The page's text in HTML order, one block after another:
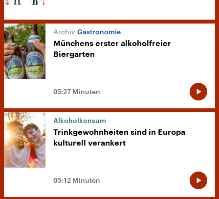
Gastronomie
Münchens erster alkoholfreier
Biergarten
05:27 Minuten
Alkoholkonsum
Trinkgewohnheiten sind in Europa
kulturell verankert
05:12 Minuten